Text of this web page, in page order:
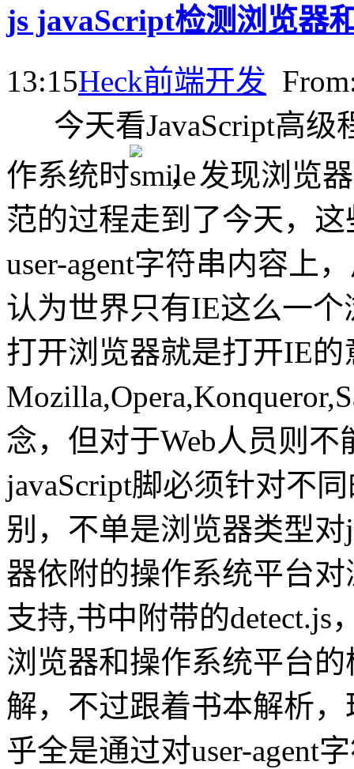
js javaScript检测浏览器
13:15Heck前端开发
今天看JavaScript高
作系统时
，发现浏览
范的过程走到了今天，
user-agent字符串内容上
认为世界只有IE这么一
打开浏览器就是打开IE的
念，但对于Web人员则
javaScript脚必须针对不
别，不单是浏览器类型
器依附的操作系统平台
支持,书中附带的
浏览器和操作系统平台
解，不过跟着书本解析
乎全是通过对user-agent